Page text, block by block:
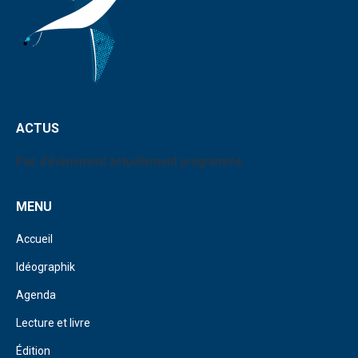
ACTUS
Pas d'événement actuellement programmé.
MENU
Accueil
Idéographik
Agenda
Lecture et livre
Édition